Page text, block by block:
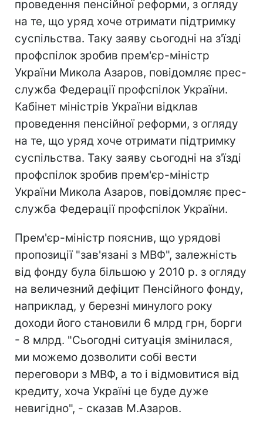
проведення пенсійної реформи, з огляду
на те, що уряд хоче отримати підтримку
суспільства. Таку заяву сьогодні на з'їзді
профспілок зробив прем'єр-міністр
України Микола Азаров, повідомляє прес-
служба Федерації профспілок України.
Кабінет міністрів України відклав
проведення пенсійної реформи, з огляду
на те, що уряд хоче отримати підтримку
суспільства. Таку заяву сьогодні на з'їзді
профспілок зробив прем'єр-міністр
України Микола Азаров, повідомляє прес-
служба Федерації профспілок України.
Прем'єр-міністр пояснив, що урядові
пропозиції "зав'язані з МВФ", залежність
від фонду була більшою у 2010 р. з огляду
на величезний дефіцит Пенсійного фонду,
наприклад, у березні минулого року
доходи його становили 6 млрд грн, борги
- 8 млрд. "Сьогодні ситуація змінилася,
ми можемо дозволити собі вести
переговори з МВФ, а то і відмовитися від
кредиту, хоча Україні це буде дуже
невигідно", - сказав М.Азаров.